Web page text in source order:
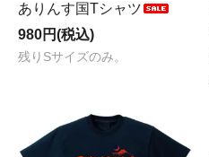
ありんす国Tシャツ
980円(税込)
残りSサイズのみ。